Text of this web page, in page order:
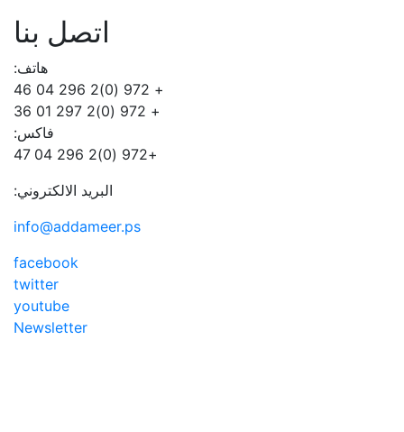
اتصل بنا
هاتف:
فاكس:
البريد الالكتروني:
info@addameer.ps
facebook
twitter
youtube
Newsletter